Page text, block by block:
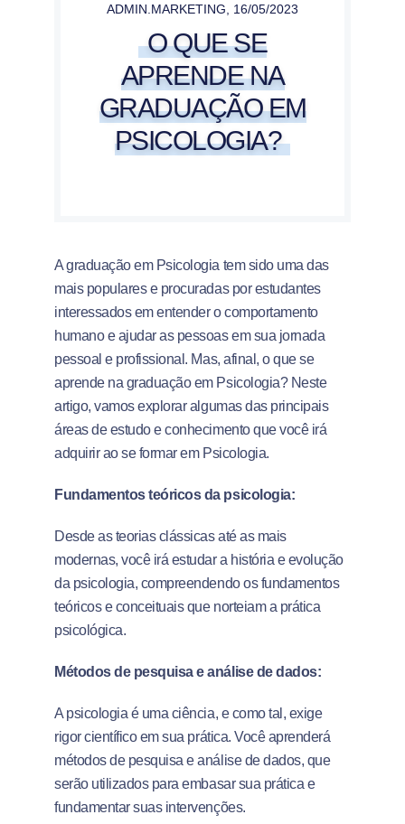
ADMIN.MARKETING 16/05/2023
O QUE SE
APRENDE NA
GRADUAÇÃO EM
PSICOLOGIA?
A graduação em Psicologia tem sido uma das
mais populares e procuradas por estudantes
interessados em entender o comportamento
humano e ajudar as pessoas em sua jornada
pessoal e profissional. Mas, afinal, o que se
aprende na graduação em Psicologia? Neste
artigo, vamos explorar algumas das principais
áreas de estudo e conhecimento que você irá
adquirir ao se formar em Psicologia.
Fundamentos teóricos da psicologia:
Desde as teorias clássicas até as mais
modernas, você irá estudar a história e evolução
da psicologia, compreendendo os fundamentos
teóricos e conceituais que norteiam a prática
psicológica.
Métodos de pesquisa e análise de dados:
A psicologia é uma ciência, e como tal, exige
rigor científico em sua prática. Você aprenderá
métodos de pesquisa e análise de dados, que
serão utilizados para embasar sua prática e
fundamentar suas intervenções.